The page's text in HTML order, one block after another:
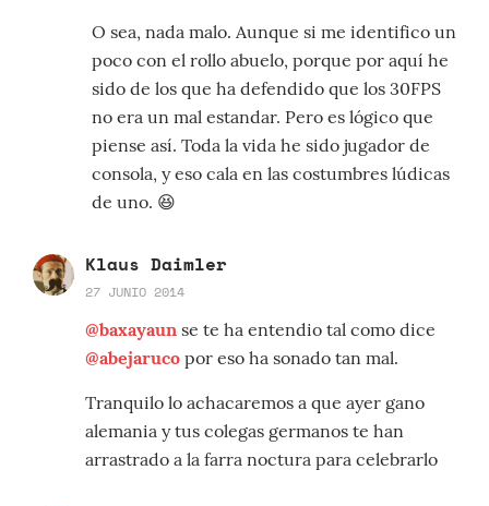
O sea, nada malo. Aunque si me identifico un
poco con el rollo abuelo, porque por aquí he
sido de los que ha defendido que los 30FPS
no era un mal estandar. Pero es lógico que
piense así. Toda la vida he sido jugador de
consola, y eso cala en las costumbres lúdicas
de uno. 😆
Klaus Daimler
27 JUNIO 2014
@baxayaun se te ha entendio tal como dice
@abejaruco por eso ha sonado tan mal.
Tranquilo lo achacaremos a que ayer gano
alemania y tus colegas germanos te han
arrastrado a la farra noctura para celebrarlo